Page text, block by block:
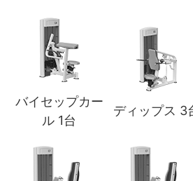
バイセップカー
ル 1台
ディップス 3